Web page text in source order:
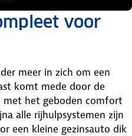
voor
meer in zich om een
komt mede door de
met het geboden comfort
alle rijhulpsystemen zijn
een kleine gezinsauto dik